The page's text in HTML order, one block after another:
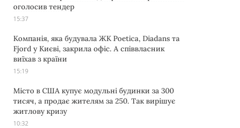
оголосив тендер
15:37
Компанія, яка будувала ЖК Poetica, Diadans та
Fjord у Києві, закрила офіс. А співвласник
виїхав з країни
15:19
Місто в США купує модульні будинки за 300
тисяч, а продає жителям за 250. Так вирішує
житлову кризу
10:32